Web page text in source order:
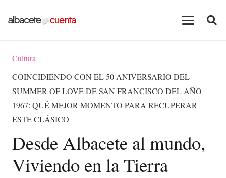
Cultura
COINCIDIENDO CON EL 50 ANIVERSARIO DEL
SUMMER OF LOVE DE SAN FRANCISCO DEL AÑO
1967: QUÉ MEJOR MOMENTO PARA RECUPERAR
ESTE CLÁSICO
Desde Albacete al mundo,
Viviendo en la Tierra